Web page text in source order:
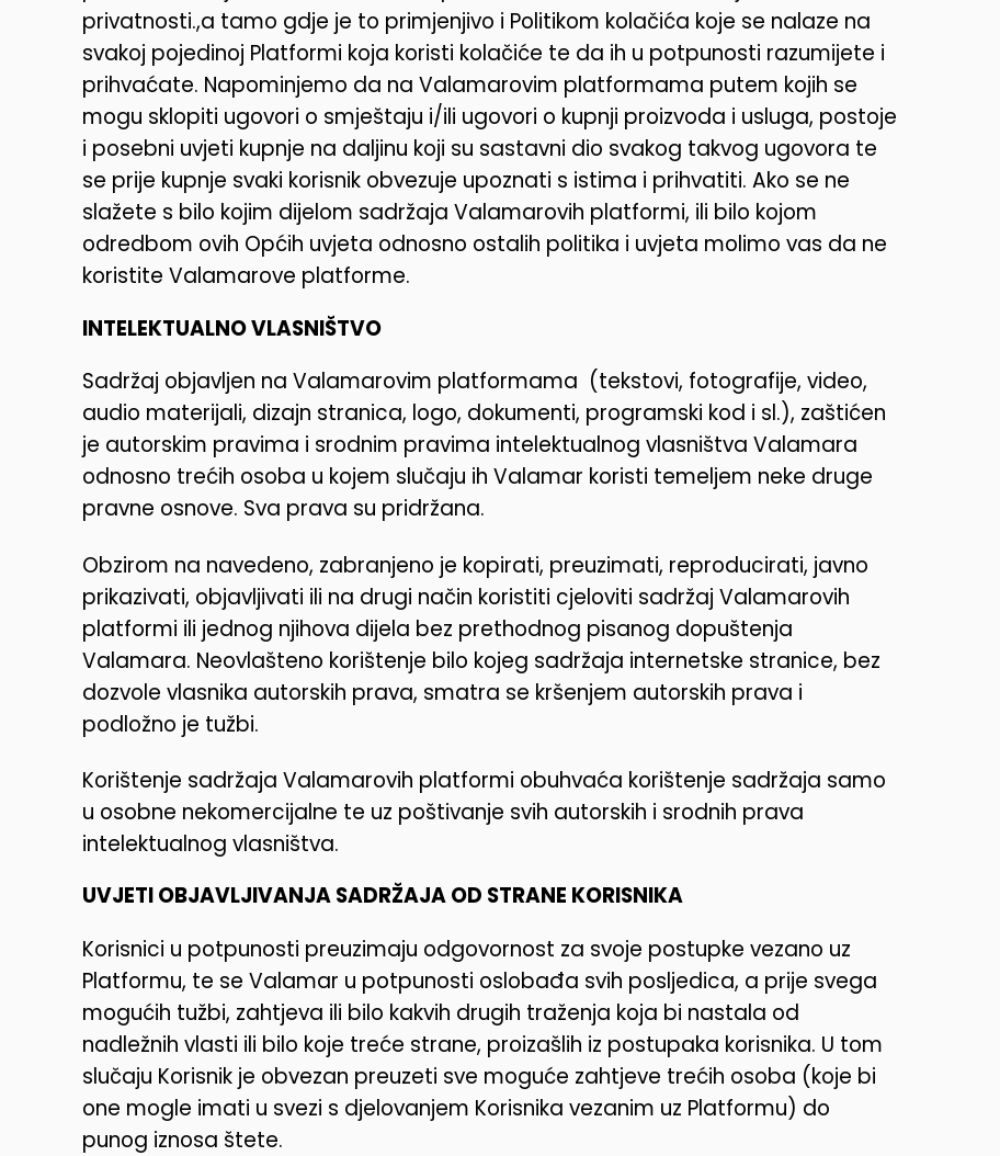
privatnosti.,a tamo gdje je to primjenjivo i Politikom kolačića koje se nalaze na
svakoj pojedinoj Platformi koja koristi kolačiće te da ih u potpunosti razumijete i
prihvaćate. Napominjemo da na Valamarovim platformama putem kojih se
mogu sklopiti ugovori o smještaju i/ili ugovori o kupnji proizvoda i usluga, postoje
i posebni uvjeti kupnje na daljinu koji su sastavni dio svakog takvog ugovora te
se prije kupnje svaki korisnik obvezuje upoznati s istima i prihvatiti. Ako se ne
slažete s bilo kojim dijelom sadržaja Valamarovih platformi, ili bilo kojom
odredbom ovih Općih uvjeta odnosno ostalih politika i uvjeta molimo vas da ne
koristite Valamarove platforme.
INTELEKTUALNO VLASNIŠTVO
Sadržaj objavljen na Valamarovim platformama (tekstovi, fotografije, video,
audio materijali, dizajn stranica, logo, dokumenti, programski kod i sl.), zaštićen
je autorskim pravima i srodnim pravima intelektualnog vlasništva Valamara
odnosno trećih osoba u kojem slučaju ih Valamar koristi temeljem neke druge
pravne osnove. Sva prava su pridržana.
Obzirom na navedeno, zabranjeno je kopirati, preuzimati, reproducirati, javno
prikazivati, objavljivati ili na drugi način koristiti cjeloviti sadržaj Valamarovih
platformi ili jednog njihova dijela bez prethodnog pisanog dopuštenja
Valamara. Neovlašteno korištenje bilo kojeg sadržaja internetske stranice, bez
dozvole vlasnika autorskih prava, smatra se kršenjem autorskih prava i
podložno je tužbi.
Korištenje sadržaja Valamarovih platformi obuhvaća korištenje sadržaja samo
u osobne nekomercijalne te uz poštivanje svih autorskih i srodnih prava
intelektualnog vlasništva.
UVJETI OBJAVLJIVANJA SADRŽAJA OD STRANE KORISNIKA
Korisnici u potpunosti preuzimaju odgovornost za svoje postupke vezano uz
Platformu, te se Valamar u potpunosti oslobađa svih posljedica, a prije svega
mogućih tužbi, zahtjeva ili bilo kakvih drugih traženja koja bi nastala od
nadležnih vlasti ili bilo koje treće strane, proizašlih iz postupaka korisnika. U tom
slučaju Korisnik je obvezan preuzeti sve moguće zahtjeve trećih osoba (koje bi
one mogle imati u svezi s djelovanjem Korisnika vezanim uz Platformu) do
punog iznosa štete.